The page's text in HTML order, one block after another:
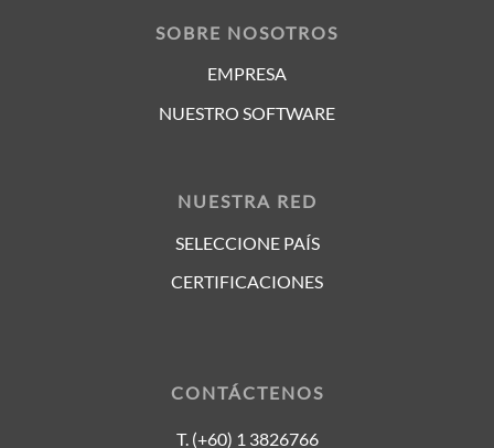
SOBRE NOSOTROS
EMPRESA
NUESTRO SOFTWARE
NUESTRA RED
SELECCIONE PAÍS
CERTIFICACIONES
CONTÁCTENOS
T. (+60) 1 3826766